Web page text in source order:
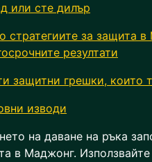
или сте дилър
стратегиите за защита
резултати
защитни грешки, които
изводи
на даване на ръка
в Маджонг.